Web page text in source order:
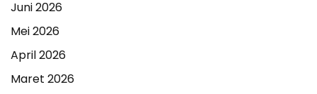
Juni 2026
Mei 2026
April 2026
Maret 2026